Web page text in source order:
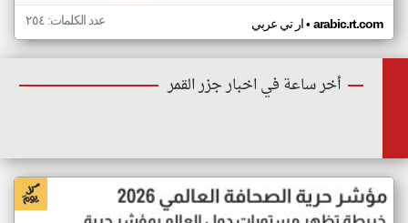
ار تي عربي• arabic.rt.com عدد الكلمات: ٢٥٤
أخر ساعة في اخبار جزر القمر